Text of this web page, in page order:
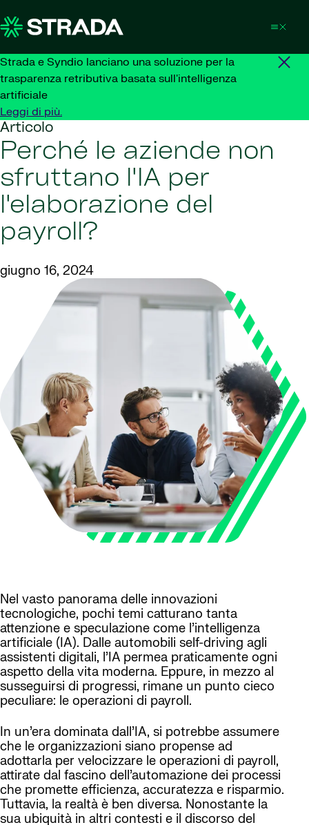
Strada e Syndio lanciano una soluzione per la
trasparenza retributiva basata sull'intelligenza
artificiale
Leggi di più.
Articolo
Perché le aziende non
sfruttano l'IA per
l'elaborazione del
payroll?
giugno 16, 2024
Nel vasto panorama delle innovazioni
tecnologiche, pochi temi catturano tanta
attenzione e speculazione come l’intelligenza
artificiale (IA). Dalle automobili self-driving agli
assistenti digitali, l’IA permea praticamente ogni
aspetto della vita moderna. Eppure, in mezzo al
susseguirsi di progressi, rimane un punto cieco
peculiare: le operazioni di payroll.
In un’era dominata dall’IA, si potrebbe assumere
che le organizzazioni siano propense ad
adottarla per velocizzare le operazioni di payroll,
attirate dal fascino dell’automazione dei processi
che promette efficienza, accuratezza e risparmio.
Tuttavia, la realtà è ben diversa. Nonostante la
sua ubiquità in altri contesti e il discorso del